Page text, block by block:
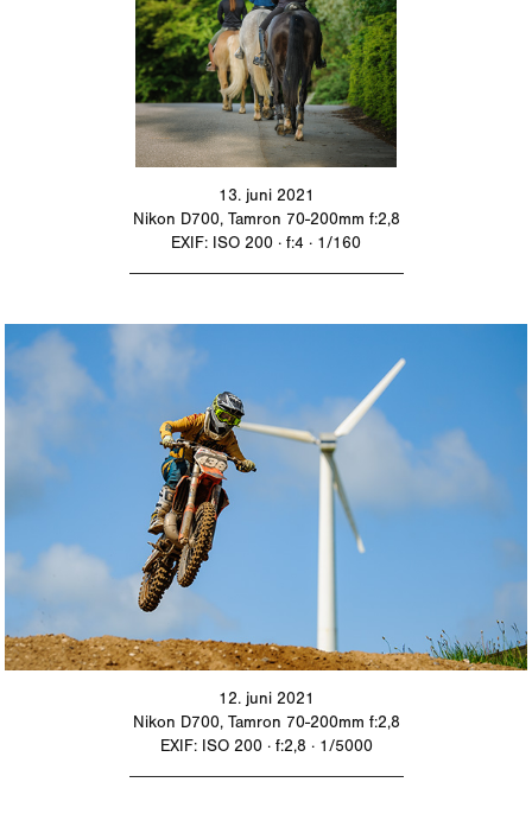
13. juni 2021
Nikon D700, Tamron 70-200mm f:2,8
EXIF: ISO 200 · f:4 · 1/160
12. juni 2021
Nikon D700, Tamron 70-200mm f:2,8
EXIF: ISO 200 · f:2,8 · 1/5000